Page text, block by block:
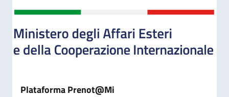
Plataforma Prenot@Mi